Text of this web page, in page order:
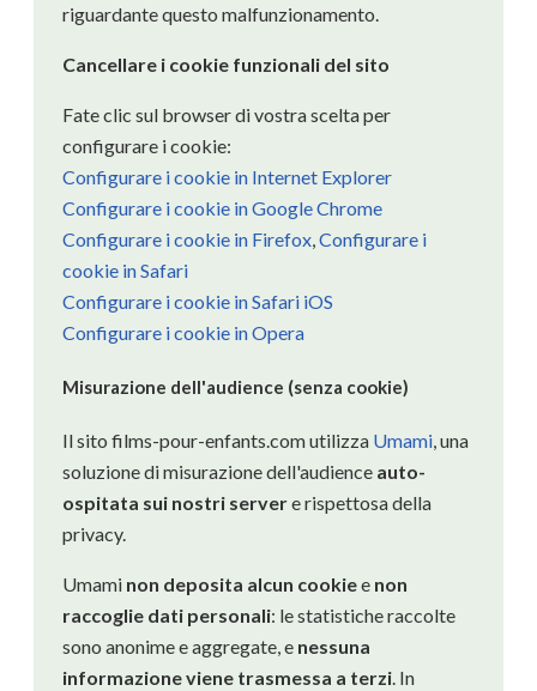
riguardante questo malfunzionamento.
Cancellare i cookie funzionali del sito
Fate clic sul browser di vostra scelta per
configurare i cookie:
Configurare i cookie in Internet Explorer
Configurare i cookie in Google Chrome
Configurare i cookie in Firefox,Configurare i
cookie in Safari
Configurare i cookie in Safari iOS
Configurare i cookie in Opera
Misurazione dell'audience (senza cookie)
Il sito films-pour-enfants.com utilizza Umami, una
soluzione di misurazione dell'audience auto-
ospitata sui nostri servere rispettosa della
privacy.
Umami non deposita alcun cookiee non
raccoglie dati personali: le statistiche raccolte
sono anonime e aggregate, e nessuna
informazione viene trasmessa a terzi. In